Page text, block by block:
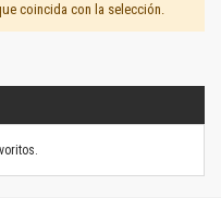
coincida con la selección.